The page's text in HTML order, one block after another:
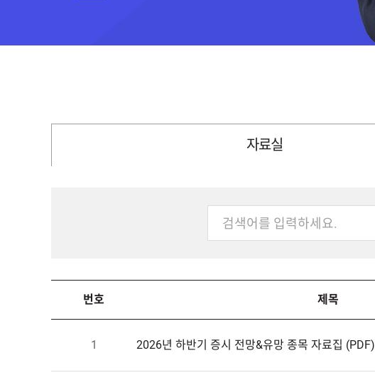
자료실
번호 제목
1 2026년하반기증시전망&유망종목자료집(PDF)